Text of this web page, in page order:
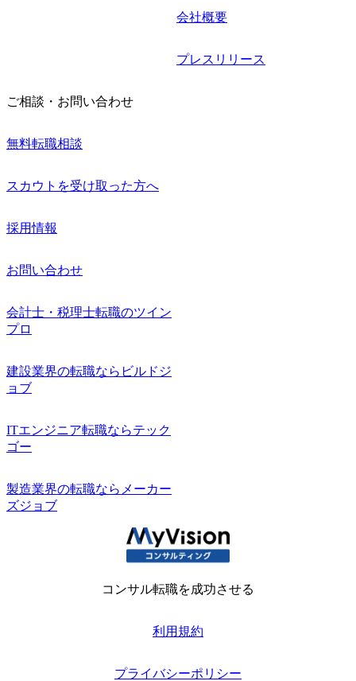
会社概要
プレスリリース
ご相談・お問い合わせ
無料転職相談
スカウトを受け取った方へ
採用情報
お問い合わせ
会計士・税理士転職のツイン
プロ
建設業界の転職ならビルドジ
ョブ
ITエンジニア転職ならテック
ゴー
製造業界の転職ならメーカー
ズジョブ
コンサル転職を成功させる
利用規約
プライバシーポリシー